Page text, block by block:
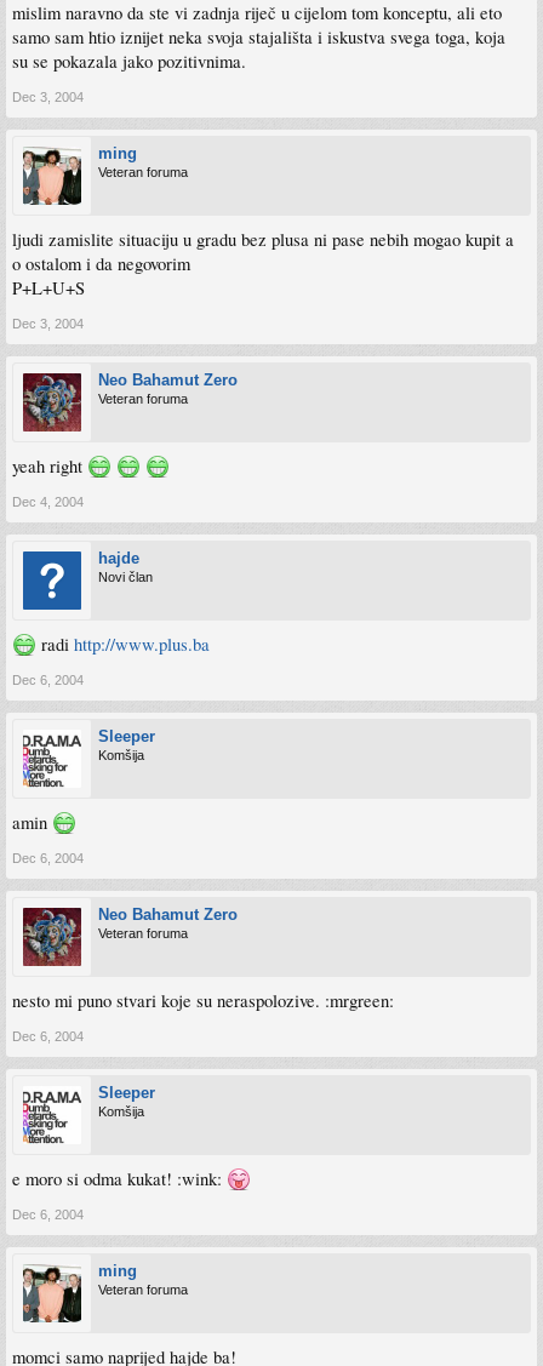
mislim naravno da ste vi zadnja riječ u cijelom tom konceptu, ali eto
samo sam htio iznijet neka svoja stajališta i iskustva svega toga, koja
su se pokazala jako pozitivnima.
Dec 3, 2004
ming
Veteran foruma
ljudi zamislite situaciju u gradu bez plusa ni pase nebih mogao kupit a
o ostalom i da negovorim
P+L+U+S
Dec 3, 2004
Neo Bahamut Zero
Veteran foruma
yeah right
Dec 4, 2004
hajde
Novi član
radi http://www.plus.ba
Dec 6, 2004
Sleeper
Komšija
amin
Dec 6, 2004
Neo Bahamut Zero
Veteran foruma
nesto mi puno stvari koje su neraspolozive. :mrgreen:
Dec 6, 2004
Sleeper
Komšija
e moro si odma kukat! :wink:
Dec 6, 2004
ming
Veteran foruma
momci samo naprijed hajde ba!